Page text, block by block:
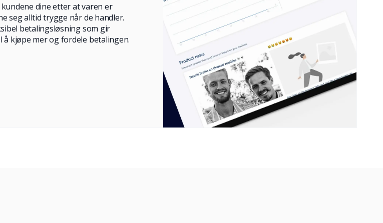
dine etter at varen er
seg alltid trygge når de handler.
betalingsløsning som gir
kjøpe mer og fordele betalingen.